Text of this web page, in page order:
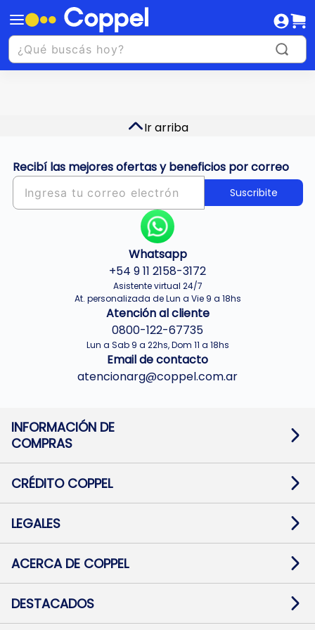
Ir arriba
Recibí las mejores ofertas y beneficios por correo
Suscribite
Whatsapp
+54 9 11 2158-3172
Asistente virtual 24/7
At. personalizada de Lun a Vie 9 a 18hs
Atención al cliente
0800-122-67735
Lun a Sab 9 a 22hs, Dom 11 a 18hs
Email de contacto
atencionarg@coppel.com.ar
INFORMACIÓN DE
COMPRAS
Términos y condiciones
Botón de arrepentimiento
Mapa de sitio
CRÉDITO COPPEL
Solicitar Crédito
Medios de Pago
Pago Fácil Online
LEGALES
Baja contratos
Defensa al consumidor CABA
ACERCA DE COPPEL
Trabajá con Nosotros
Preguntas Frecuentes
DESTACADOS